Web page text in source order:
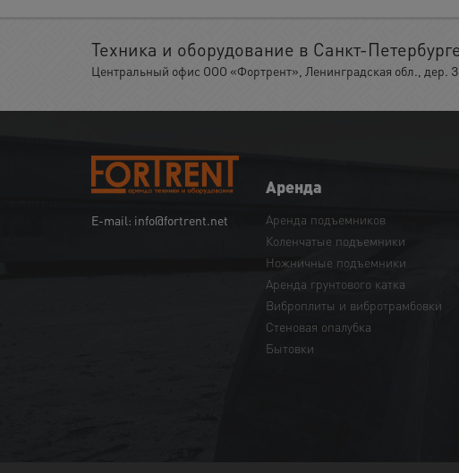
Техника и оборудование в Санкт-
Центральный офис ООО «Фортрент», Ленинградская обл., дер.
E-mail: info@fortrent.net
Аренда
Аренда подъемников
Коленчатые подъемники
Ножничные подъемники
Аренда грунтового катка
Виброплиты и вибротрамбовки
Cтеновая опалубка
Бытовки